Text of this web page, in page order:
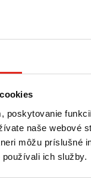
poskytovanie
naše webové
môžu
ich služby.